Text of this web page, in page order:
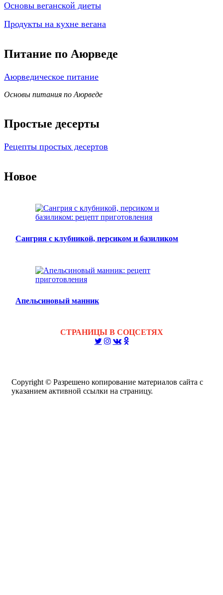
Основы веганской диеты
Продукты на кухне вегана
Питание по Аюрведе
Аюрведическое питание
Основы питания по Аюрведе
Простые десерты
Рецепты простых десертов
Новое
Сангрия с клубникой, персиком и базиликом
Апельсиновый манник
СТРАНИЦЫ В СОЦСЕТЯХ
Copyright © Разрешено копирование материалов сайта с
указанием активной ссылки на страницу.